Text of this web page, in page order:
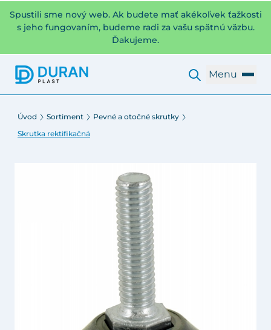
Spustili sme nový web. Ak budete mať akékoľvek ťažkosti
s jeho fungovaním, budeme radi za vašu spätnú väzbu.
Ďakujeme.
Menu
Úvod Sortiment
Pevné a otočné skrutky
Skrutka rektifikačná